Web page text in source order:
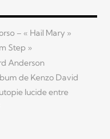
– « Hail Mary »
Step »
Anderson
de Kenzo David
lucide entre